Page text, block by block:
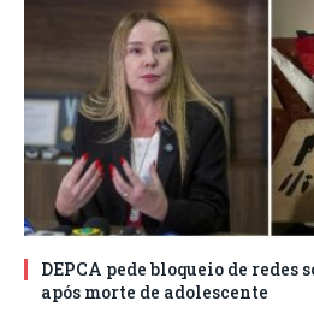
DEPCA pede bloqueio de redes
após morte de adolescente